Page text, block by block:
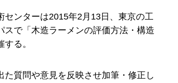
センターは2015年2月13日、東京の工
スで「木造ラーメンの評価方法・構造
る。
た質問や意見を反映させ加筆・修正し